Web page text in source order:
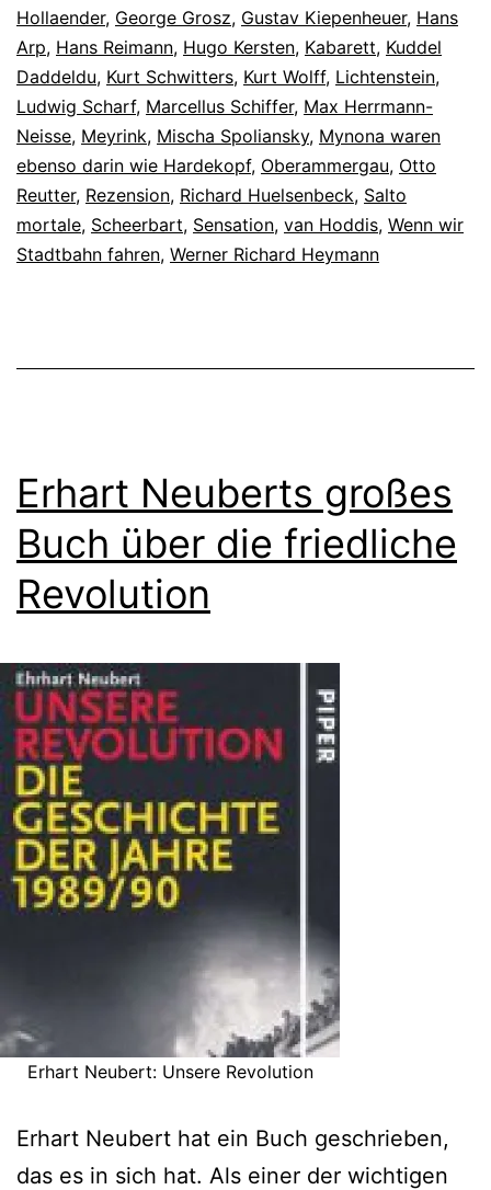
Hollaender, George Grosz, Gustav Kiepenheuer, Hans
Arp, Hans Reimann, Hugo Kersten, Kabarett, Kuddel
Daddeldu, Kurt Schwitters, Kurt Wolff, Lichtenstein,
Ludwig Scharf, Marcellus Schiffer, Max Herrmann-
Neisse, Meyrink, Mischa Spoliansky, Mynona waren
ebenso darin wie Hardekopf, Oberammergau, Otto
Reutter, Rezension, Richard Huelsenbeck, Salto
mortale, Scheerbart, Sensation, van Hoddis, Wenn wir
Stadtbahn fahren, Werner Richard Heymann
Erhart Neuberts großes
Buch über die friedliche
Revolution
Erhart Neubert: Unsere Revolution
Erhart Neubert hat ein Buch geschrieben,
das es in sich hat. Als einer der wichtigen